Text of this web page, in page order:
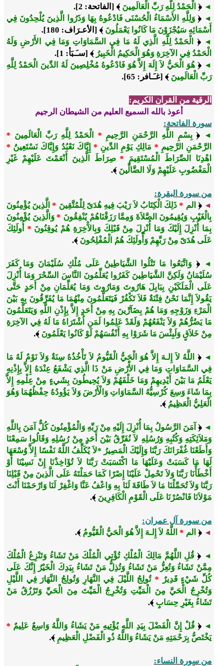
◄ ﴿ الْحَمْدُ لِلَّهِ رَبِّ الْعَالَمِينَ ﴾ [الفاتحة: 2].
◄ ﴿ وَلِلَّهِ الأَسْمَاءُ الْحُسْنَى فَادْعُوهُ بِهَا وَذَرُوا الَّذِينَ يُلْحِدُونَ فِي
أَسْمَائِهِ سَيُجْزَوْنَ مَا كَانُوا يَعْمَلُونَ ﴾ [الأعـرَاف: 180].
◄ ﴿
الْحَمْدُ لِلَّهِ الَّذِي لَهُ مَا فِي السَّمَاوَاتِ وَمَا فِي الأَرْضِ وَلَهُ
الْحَمْدُ فِي الآخِرَةِ وَهُوَ الْحَكِيمُ الْخَبِيرُ ﴾ [سـَـبَأ: 1].
◄ ﴿ هُوَ الْحَيُّ لاَ إِلَهَ إِلاَّ هُوَ فَادْعُوهُ مُخْلِصِينَ لَهُ الدِّينَ الْحَمْدُ لِلَّهِ
رَبِّ الْعَالَمِينَ ﴾ [غـَـافر: 65].
الرقية من القرآن الكريم:
أعوذ بالله السميع العليم من الشيطان الرجيم
سورة الفاتحة:
◄ ﴿ بِسْمِ اللَّهِ الرَّحْمَنِ الرَّحِيمِ * الْحَمْدُ لِلَّهِ رَبِّ الْعَالَمِينَ *
الرَّحْمَنِ الرَّحِيمِ * مَالِكِ يَوْمِ الدِّينِ * إِيَّاكَ نَعْبُدُ وَإِيَّاكَ نَسْتَعِينُ *
اهْدِنَا الصِّرَاطَ الْمُسْتَقِيمَ *صِرَاطَ الَّذِينَ أَنْعَمْتَ عَلَيْهِمْ غَيْرِ
الْمَغْضُوبِ عَلَيْهِمْ وَلَا الضَّالِّينَ ﴾.
من سورة البقرة:
◄ ﴿ الم * ذَلِكَ الْكِتَابُ لاَ رَيْبَ فِيهِ هُدَىً لِلْمُتَّقِينَ * الَّذِينَ يُؤْمِنُونَ
بِالْغَيْبِ وَيُقِيمُونَ الصَّلاَةَ وَمِمَّا رَزَقْنَاهُمْ يُنْفِقُونَ *وَالَّذِينَ يُؤْمِنُونَ
بِمَا أُنْزِلَ إِلَيْكَ وَمَا أُنْزِلَ مِنْ قَبْلِكَ وَبِالآْخِرَةِ هُمْ يُوقِنُونَ * أُولَئِكَ
عَلَى هُدَىً مِنْ رَبِّهِمْ وَأُولَئِكَ هُمُ الْمُفْلِحُونَ ﴾.
◄ ﴿ وَاتَّبَعُوا مَا تَتْلُوا الشَّيَاطِينُ عَلَى مُلْكِ سُلَيْمَانَ وَمَا كَفَرَ
سُلَيْمَانُ وَلَكِنَّ الشَّيَاطِينَ كَفَرُوا يُعَلِّمُونَ النَّاسَ السِّحْرَ وَمَا أُنْزِلَ
عَلَى الْمَلَكَيْنِ بِبَابِلَ هَارُوتَ وَمَارُوتَ وَمَا يُعَلِّمَانِ مِنْ أَحَدٍ حَتَّى
يَقُولاَ إِنَّمَا نَحْنُ فِتْنَةٌ فَلاَ تَكْفُرْ فَيَتَعَلَّمُونَ مِنْهُمَا مَا يُفَرِّقُونَ بِهِ بَيْنَ
الْمَرْءِ وَزَوْجِهِ وَمَا هُمْ بِضَآرِّينَ بِهِ مِنْ أَحَدٍ إِلاَّ بِإِذْنِ اللَّهِ وَيَتَعَلَّمُونَ
مَا يَضُرُّهُمْ وَلاَ يَنْفَعُهُمْ وَلَقَدْ عَلِمُوا لَمَنِ اُشْتَرَاهُ مَا لَهُ فِي الآخِرَةِ
مِنْ خَلاَقٍ وَلَبِئْسَ مَا شَرَوْا بِهِ أَنْفُسَهُمْ لَوْ كَانُوا يَعْلَمُونَ ﴾.
◄ ﴿ اللَّهُ لاَ إِلـهَ إِلاَّ هُوَ الْحَيُّ الْقَيُّومُ لاَ تَأْخُذُهُ سِنَةٌ وَلاَ نَوْمٌ لَهُ مَا
فِي السَّمَاوَاتِ وَمَا فِي الأَْرْضِ مَنْ ذَا الَّذِي يَشْفَعُ عِنْدَهُ إِلاَّ بِإِذْنِهِ
يَعْلَمُ مَا بَيْنَ أَيْدِيهِمْ وَمَا خَلْفَهُمْ وَلاَ يُحِيطُونَ بِشَيءٍ مِنْ عِلْمِهِ إِلاَّ
بِمَا شَاءَ وَسِعَ كُرْسِيُّهُ السَّمَاوَاتِ وَالْأَرْضَ وَلاَ يَؤُودُهُ حِفْظُهُمَا وَهُوَ
الْعَلِيُّ الْعَظِيمُ ﴾.
◄ ﴿ آمَنَ الرَّسُولُ بِمَا أُنْزِلَ إِلَيْهِ مِنْ رَبِّهِ وَالْمُؤْمِنُونَ كُلٌّ آمَنَ بِاللَّهِ
وَمَلاَئِكَتِهِ وَكُتُبِهِ وَرُسُلِهِ لاَ نُفَرِّقُ بَيْنَ أَحَدٍ مِنْ رُسُلِهِ وَقَالُوا سَمِعْنَا
وَأَطَعْنَا غُفْرَانَكَ رَبَّنَا وَإِلَيْكَ الْمَصِيرُ *لاَ يُكَلِّفُ اللَّهُ نَفْسًا إِلاَّ وُسْعَهَا
لَهَا مَا كَسَبَتْ وَعَلَيْهَا مَا اكْتَسَبَتْ رَبَّنَا لاَ تُؤَاخِذْنَا إِنْ نَسِيْنَا أَوْ
أَخْطَأْنَا رَبَّنَا وَلاَ تَحْمِلْ عَلَيْنَا إِصْرًا كَمَا حَمَلْتَهُ عَلَى الَّذِينَ مِنْ قَبْلِنَا
رَبَّنَا وَلاَ تُحَمِّلْنَا مَا لاَ طَاقَةَ لَنَا بِهِ وَاعْفُ عَنَّا وَاغْفِرْ لَنَا وَارْحَمْنَا أَنْتَ
مَوْلاَنَا فَانْصُرْنَا عَلَى الْقَوْمِ الْكَافِرِينَ ﴾.
من سورة آل عمران:
◄ ﴿ الم * اللَّهُ لاَ إِلـهَ إِلاَّ هُوَ الْحَيُّ الْقَيُّومُ ﴾.
◄ ﴿ قُلِ اللَّهُمَّ مَالِكَ الْمُلْكِ تُؤْتِي الْمُلْكَ مَنْ تَشَاءُ وَتَنْزِعُ الْمُلْكَ
مِمَّنْ تَشَاءُ وَتُعِزُّ مَنْ تَشَاءُ وَتُذِلُّ مَنْ تَشَاءُ بِيَدِكَ الْخَيْرُ إِنَّكَ عَلَى
كُلِّ شَيْءٍ قَدِيرٌ *تُولِجُ اللَّيْلَ فِي النَّهَارِ وَتُولِجُ النَّهَارَ فِي اللَّيْلِ
وَتُخْرِجُ الْحَيَّ مِنَ الْمَيِّتِ وَتُخْرِجُ الْمَيِّتَ مِنَ الْحَيِّ وَتَرْزُقُ مَنْ
تَشَاءُ بِغَيْرِ حِسَابٍ ﴾.
◄ ﴿ قُلْ إِنَّ الْفَضْلَ بِيَدِ اللَّهِ يُؤْتِيهِ مَنْ يَشَاءُ وَاللَّهُ وَاسِعٌ عَلِيمٌ *
يَخْتَصُّ بِرَحْمَتِهِ مَنْ يَشَاءُ وَاللَّهُ ذُو الْفَضْلِ الْعَظِيمِ ﴾.
من سورة النساء: